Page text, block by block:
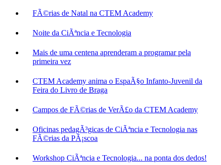
FÃ©rias de Natal na CTEM Academy
Noite da CiÃªncia e Tecnologia
Mais de uma centena aprenderam a programar pela
primeira vez
CTEM Academy anima o EspaÃ§o Infanto-Juvenil da
Feira do Livro de Braga
Campos de FÃ©rias de VerÃ£o da CTEM Academy
Oficinas pedagÃ³gicas de CiÃªncia e Tecnologia nas
FÃ©rias da PÃ¡scoa
Workshop CiÃªncia e Tecnologia... na ponta dos dedos!